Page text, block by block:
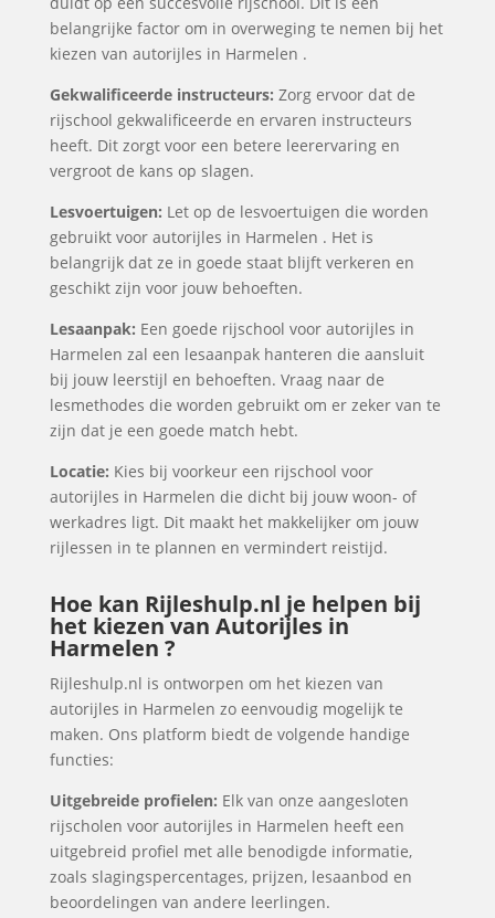
belangrijke factor om in overweging te nemen bij het
kiezen van autorijles in Harmelen .
Gekwalificeerde instructeurs: Zorg ervoor dat de
rijschool gekwalificeerde en ervaren instructeurs
heeft. Dit zorgt voor een betere leerervaring en
vergroot de kans op slagen.
Lesvoertuigen: Let op de lesvoertuigen die worden
gebruikt voor autorijles in Harmelen . Het is
belangrijk dat ze in goede staat blijft verkeren en
geschikt zijn voor jouw behoeften.
Lesaanpak: Een goede rijschool voor autorijles in
Harmelen zal een lesaanpak hanteren die aansluit
bij jouw leerstijl en behoeften. Vraag naar de
lesmethodes die worden gebruikt om er zeker van te
zijn dat je een goede match hebt.
Locatie: Kies bij voorkeur een rijschool voor
autorijles in Harmelen die dicht bij jouw woon- of
werkadres ligt. Dit maakt het makkelijker om jouw
rijlessen in te plannen en vermindert reistijd.
Hoe kan Rijleshulp.nl je helpen bij
het kiezen van Autorijles in
Harmelen ?
Rijleshulp.nl is ontworpen om het kiezen van
autorijles in Harmelen zo eenvoudig mogelijk te
maken. Ons platform biedt de volgende handige
functies:
Uitgebreide profielen: Elk van onze aangesloten
rijscholen voor autorijles in Harmelen heeft een
uitgebreid profiel met alle benodigde informatie,
zoals slagingspercentages, prijzen, lesaanbod en
beoordelingen van andere leerlingen.